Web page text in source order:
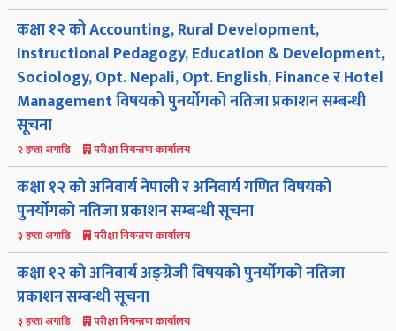
कक्षा १२ को Accounting, Rural Development,
Instructional Pedagogy, Education & Development,
Sociology, Opt. Nepali, Opt. English, Finance र Hotel
Management विषयको पुनर्योगको नतिजा प्रकाशन सम्बन्धी
सूचना
२ हप्ता अगाडि परीक्षा नियन्त्रण कार्यालय
कक्षा १२ को अनिवार्य नेपाली र अनिवार्य गणित विषयको
पुनर्योगको नतिजा प्रकाशन सम्बन्धी सूचना
३ हप्ता अगाडि परीक्षा नियन्त्रण कार्यालय
कक्षा १२ को अनिवार्य अङ्ग्रेजी विषयको पुनर्योगको नतिजा
प्रकाशन सम्बन्धी सूचना
३ हप्ता अगाडि परीक्षा नियन्त्रण कार्यालय